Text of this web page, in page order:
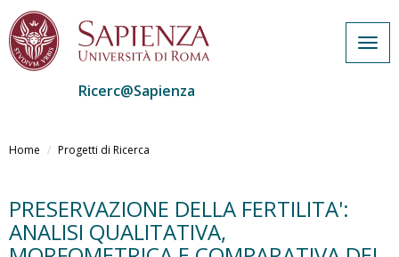
al
Ricerc@Sapienza
Home Progetti di Ricerca
PRESERVAZIONE DELLA FERTILITA':
ANALISI QUALITATIVA,